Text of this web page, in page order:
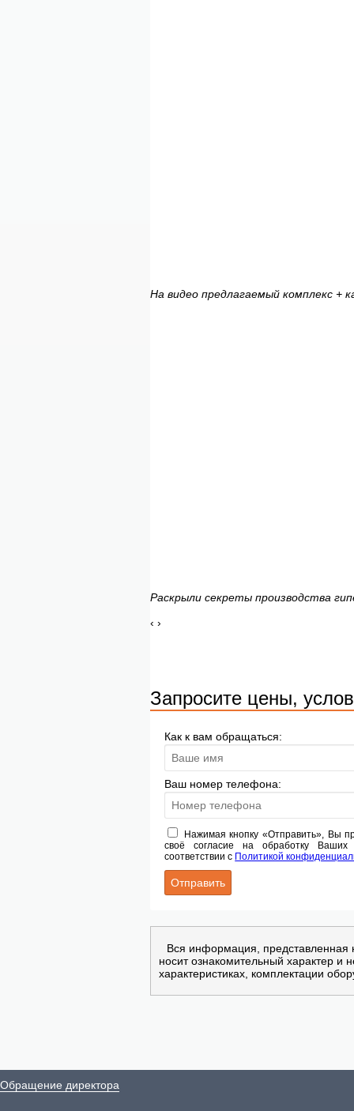
На видео предлагаемый комплекс +
Раскрыли секреты производства
‹ ›
Запросите цены,
Как к вам обращаться:
Ваш номер телефона:
Нажимая кнопку «Отправить», Вы
своё согласие на обработку
соответствии с Политикой
Вся информация, представленная
носит ознакомительный характер
характеристиках, комплектации
Обращение директора